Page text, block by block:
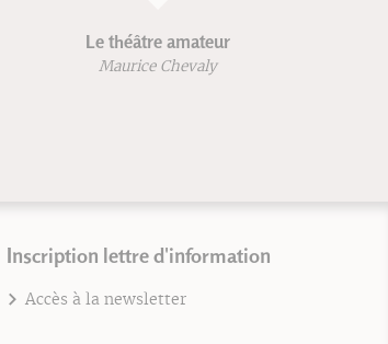
Le théâtre amateur
Maurice Chevaly
Inscription lettre d'information
Accès à la newsletter